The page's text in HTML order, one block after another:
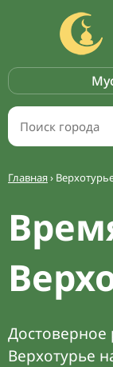
Главная›
Достоверное
Верхотурье